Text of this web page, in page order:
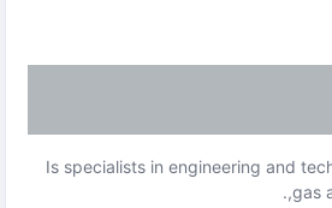
Is specialists in engineering and
,gas